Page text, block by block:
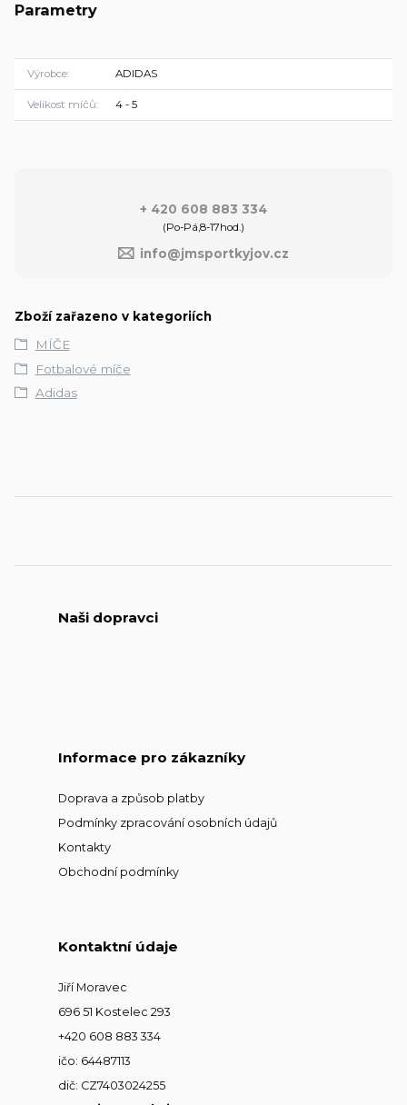
Parametry
Výrobce ADIDAS
Velikost míčů 4 - 5
+ 420 608 883 334
(Po-Pá,8-17hod.)
info@jmsportkyjov.cz
Zboží zařazeno v kategoriích
MÍČE
Fotbalové míče
Adidas
Naši dopravci
Informace pro zákazníky
Doprava a způsob platby
Podmínky zpracování osobních údajů
Kontakty
Obchodní podmínky
Kontaktní údaje
Jiří Moravec
696 51 Kostelec 293
+420 608 883 334
ičo: 64487113
dič: CZ7403024255